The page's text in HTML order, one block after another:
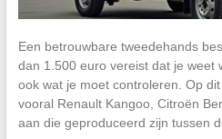
Een betrouwbare tweedehands
dan 1.500 euro vereist dat je weet
ook wat je moet controleren. Op
vooral Renault Kangoo, Citroën
aan die geproduceerd zijn tussen